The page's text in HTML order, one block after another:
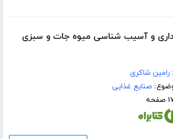
و آسیب شناسی میوه جات و سبزی
رامین شاکری
صنایع غذایی